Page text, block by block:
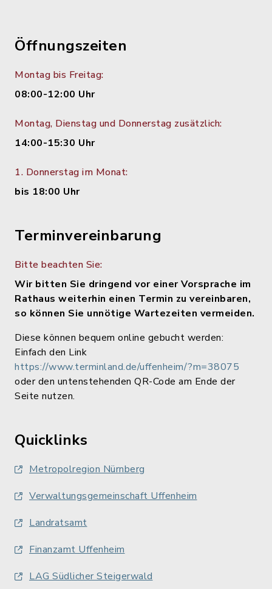
Öffnungszeiten
Montag bis Freitag:
08:00-12:00 Uhr
Montag, Dienstag und Donnerstag zusätzlich:
14:00-15:30 Uhr
1. Donnerstag im Monat:
bis 18:00 Uhr
Terminvereinbarung
Bitte beachten Sie:
Wir bitten Sie dringend vor einer Vorsprache im
Rathaus weiterhin einen Termin zu vereinbaren,
so können Sie unnötige Wartezeiten vermeiden.
Diese können bequem online gebucht werden:
Einfach den Link
https://www.terminland.de/uffenheim/?m=38075
oder den untenstehenden QR-Code am Ende der
Seite nutzen.
Quicklinks
Metropolregion Nürnberg
Verwaltungsgemeinschaft Uffenheim
Landratsamt
Finanzamt Uffenheim
LAG Südlicher Steigerwald